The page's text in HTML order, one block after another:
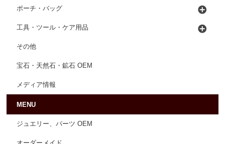
ポーチ・バッグ
工具・ツール・ケア用品
その他
宝石・天然石・鉱石 OEM
メディア情報
MENU
ジュエリー、パーツ OEM